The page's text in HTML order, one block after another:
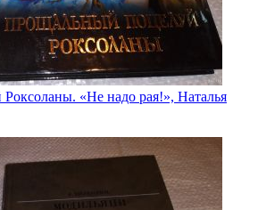
«Не надо рая!», Наталья